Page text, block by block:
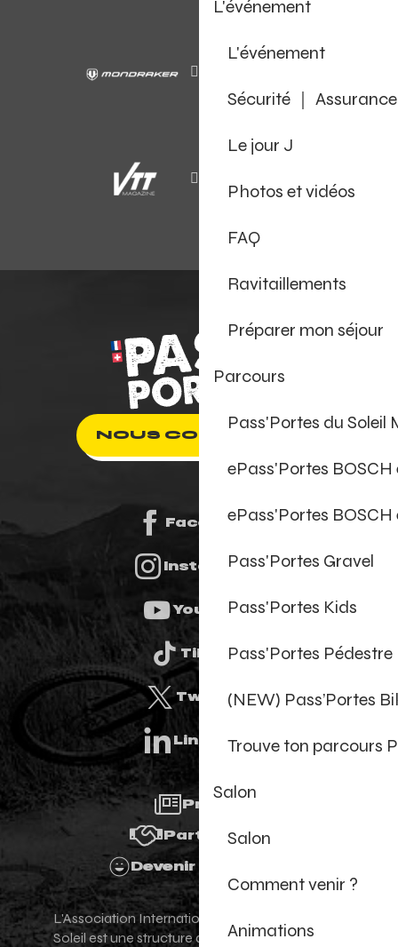
L'événement
L'événement
Sécurité ｜ Assurance
Le jour J
Photos et vidéos
FAQ
Ravitaillements
Préparer mon séjour
Parcours
Pass'Portes du Soleil
ePass'Portes
ePass'Portes
Pass'Portes Gravel
Pass'Portes Kids
Pass'Portes Pédestre
(NEW) Pass’Portes
Trouve ton parcours
Salon
Salon
Comment venir ?
Animations
NOUS CONTACTER
Facebook
Instagram
Youtube
Tiktok
Twitter
Linkedin
Presse
Partenaires
Devenir Bénévole
L'Association Internationale des Portes du
Soleil est une structure de promotion et de